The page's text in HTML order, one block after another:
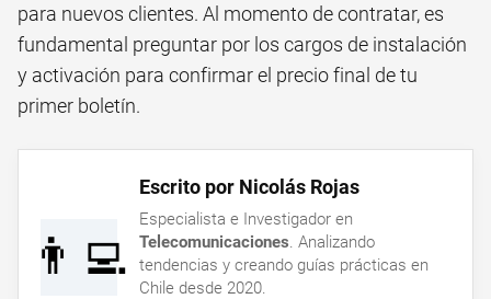
para nuevos clientes. Al momento de contratar, es
fundamental preguntar por los cargos de instalación
y activación para confirmar el precio final de tu
primer boletín.
👨‍💻
Escrito por Nicolás Rojas
Especialista e Investigador en
Telecomunicaciones. Analizando
tendencias y creando guías prácticas en
Chile desde 2020.